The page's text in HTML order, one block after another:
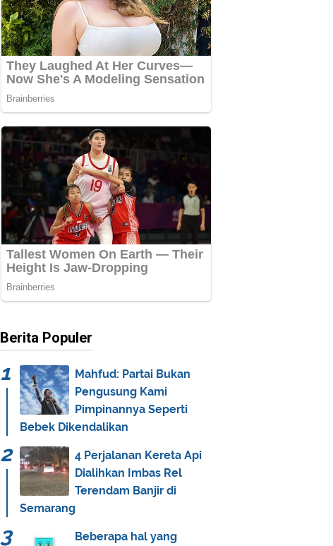
Berita Populer
Mahfud: Partai Bukan
Pengusung Kami
Pimpinannya Seperti
Bebek Dikendalikan
4 Perjalanan Kereta Api
Dialihkan Imbas Rel
Terendam Banjir di
Semarang
Beberapa hal yang